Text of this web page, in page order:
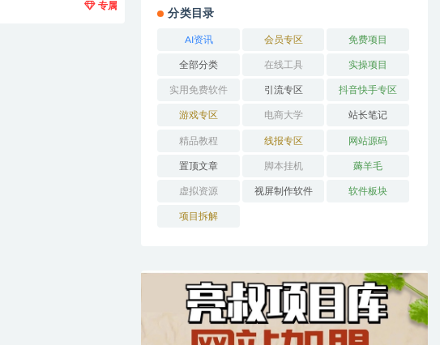
专属
分类目录
AI资讯 会员专区 免费项目
全部分类 在线工具 实操项目
实用免费软件 引流专区 抖音快手专区
游戏专区 电商大学 站长笔记
精品教程 线报专区 网站源码
置顶文章 脚本挂机 薅羊毛
虚拟资源 视屏制作软件 软件板块
项目拆解